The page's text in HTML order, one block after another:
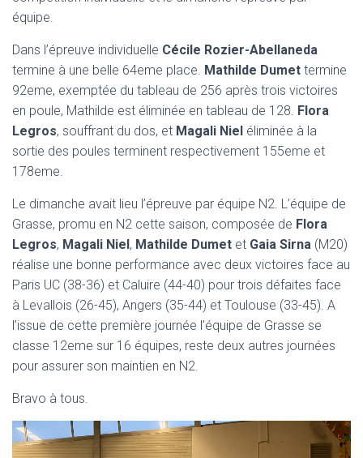
équipe.
Dans l’épreuve individuelle Cécile Rozier-Abellaneda
termine à une belle 64eme place. Mathilde Dumet termine
92eme, exemptée du tableau de 256 après trois victoires
en poule, Mathilde est éliminée en tableau de 128. Flora
Legros, souffrant du dos, et Magali Niel éliminée à la
sortie des poules terminent respectivement 155eme et
178eme.
Le dimanche avait lieu l’épreuve par équipe N2. L’équipe de
Grasse, promu en N2 cette saison, composée de Flora
Legros, Magali Niel, Mathilde Dumet et Gaia Sirna (M20)
réalise une bonne performance avec deux victoires face au
Paris UC (38-36) et Caluire (44-40) pour trois défaites face
à Levallois (26-45), Angers (35-44) et Toulouse (33-45). A
l’issue de cette première journée l’équipe de Grasse se
classe 12eme sur 16 équipes, reste deux autres journées
pour assurer son maintien en N2.
Bravo à tous.